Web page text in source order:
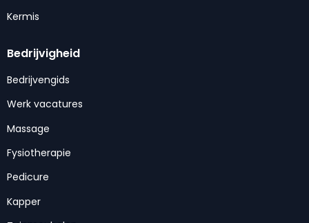
Kermis
Bedrijvigheid
Bedrijvengids
Werk vacatures
Massage
Fysiotherapie
Pedicure
Kapper